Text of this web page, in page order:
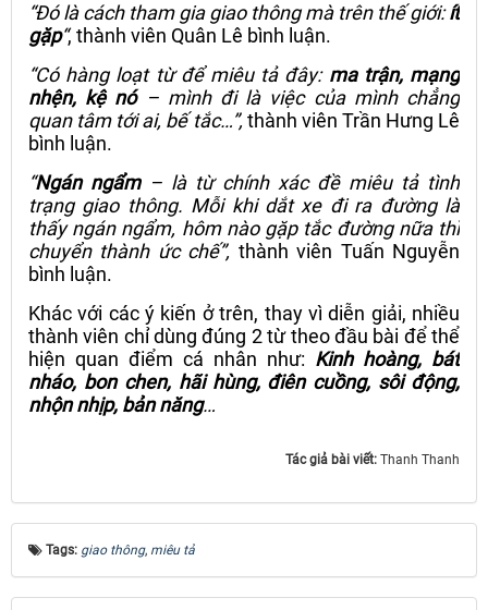
“Đó là cách tham gia giao thông mà trên thế giới: ít
gặp“, thành viên Quân Lê bình luận.
“Có hàng loạt từ để miêu tả đây: ma trận, mạng
nhện, kệ nó – mình đi là việc của mình chẳng
quan tâm tới ai, bế tắc…”, thành viên Trần Hưng Lê
bình luận.
“Ngán ngẩm – là từ chính xác đề miêu tả tình
trạng giao thông. Mỗi khi dắt xe đi ra đường là
thấy ngán ngẩm, hôm nào gặp tắc đường nữa thì
chuyển thành ức chế”, thành viên Tuấn Nguyễn
bình luận.
Khác với các ý kiến ở trên, thay vì diễn giải, nhiều
thành viên chỉ dùng đúng 2 từ theo đầu bài để thể
hiện quan điểm cá nhân như: Kinh hoàng, bát
nháo, bon chen, hãi hùng, điên cuồng, sôi động,
nhộn nhịp, bản năng…
Tác giả bài viết: Thanh Thanh
Tags: giao thông, miêu tả